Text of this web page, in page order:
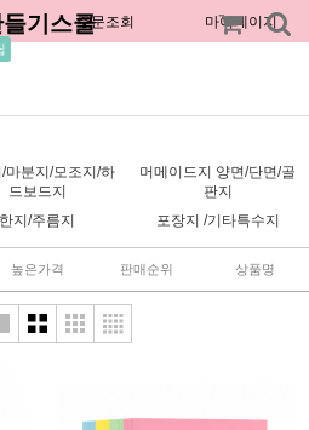
주문조회 마이페이지
기스쿨
마분지/모조지/하
드보드지
머메이드지 양면/단면/골
판지
한지/주름지 포장지 /기타특수지
높은가격 판매순위 상품명